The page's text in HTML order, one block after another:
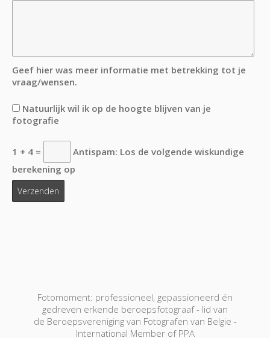
Geef hier was meer informatie met betrekking tot je
vraag/wensen.
Natuurlijk wil ik op de hoogte blijven van je
fotografie
1 + 4 =
Antispam: Los de volgende wiskundige
berekening op
Fotomoment: professioneel, gepassioneerd én
gedreven erkende beroepsfotograaf - lid van
de Beroepsvereniging van Fotografen van Belgie -
International Member of PPA